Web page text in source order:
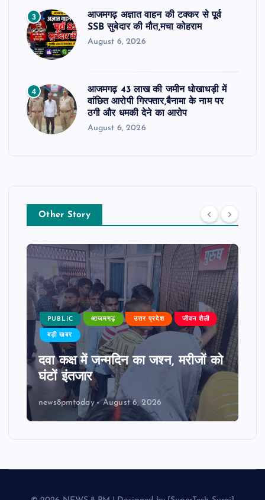
3
आजमगढ़ अज्ञात वाहन की टक्कर से पूर्व
SSB सुबेदार की मौत,मचा कोहराम
August 6, 2026
4
आजमगढ़ 43 लाख की जमीन धोखाधड़ी में
वांछित आरोपी गिरफ्तार,बैनामा के नाम पर
ठगी और धमकी देने का आरोप
August 6, 2026
Other Story
PUBLIC आजमगढ़ उत्तर प्रदेश जीवन शैली
बड़ी खबर
दवा कक्ष में जन्मदिन का जश्न, मरीजों को
घंटों इंतजार
news8pmtoday August 6, 2026